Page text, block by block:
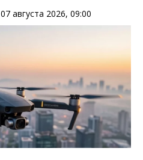
07 августа 2026, 09:00